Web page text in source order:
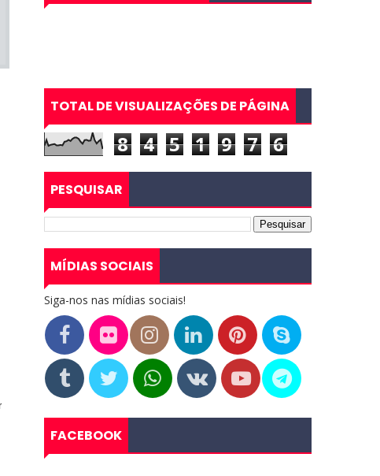
TOTAL DE VISUALIZAÇÕES DE PÁGINA
8 4 5 1 9 7 6
PESQUISAR
MÍDIAS SOCIAIS
Siga-nos nas mídias sociais!
FACEBOOK